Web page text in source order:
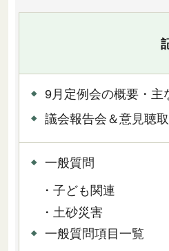
9月定例会の概要・主
議会報告会＆意見聴
一般質問
・子ども関連
・土砂災害
一般質問項目一覧